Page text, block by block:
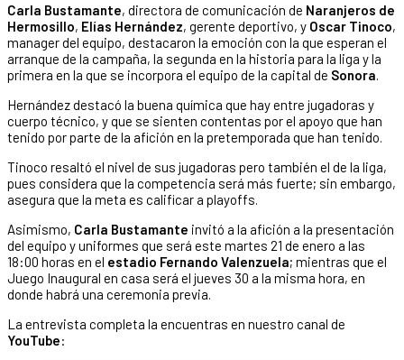
Carla Bustamante, directora de comunicación de Naranjeros de
Hermosillo, Elías Hernández, gerente deportivo, y Oscar Tinoco,
manager del equipo, destacaron la emoción con la que esperan el
arranque de la campaña, la segunda en la historia para la liga y la
primera en la que se incorpora el equipo de la capital de Sonora.
Hernández destacó la buena química que hay entre jugadoras y
cuerpo técnico, y que se sienten contentas por el apoyo que han
tenido por parte de la afición en la pretemporada que han tenido.
Tinoco resaltó el nivel de sus jugadoras pero también el de la liga,
pues considera que la competencia será más fuerte; sin embargo,
asegura que la meta es calificar a playoffs.
Asimismo, Carla Bustamante invitó a la afición a la presentación
del equipo y uniformes que será este martes 21 de enero a las
18:00 horas en el estadio Fernando Valenzuela; mientras que el
Juego Inaugural en casa será el jueves 30 a la misma hora, en
donde habrá una ceremonia previa.
La entrevista completa la encuentras en nuestro canal de
YouTube: